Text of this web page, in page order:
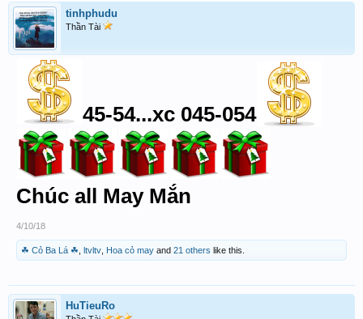
tinhphudu
Thần Tài
45-54...xc 045-054
Chúc all May Mắn
4/10/18
☘ Cỏ Ba Lá ☘ ltvltv Hoa cỏ may and 21 others like this.
HuTieuRo